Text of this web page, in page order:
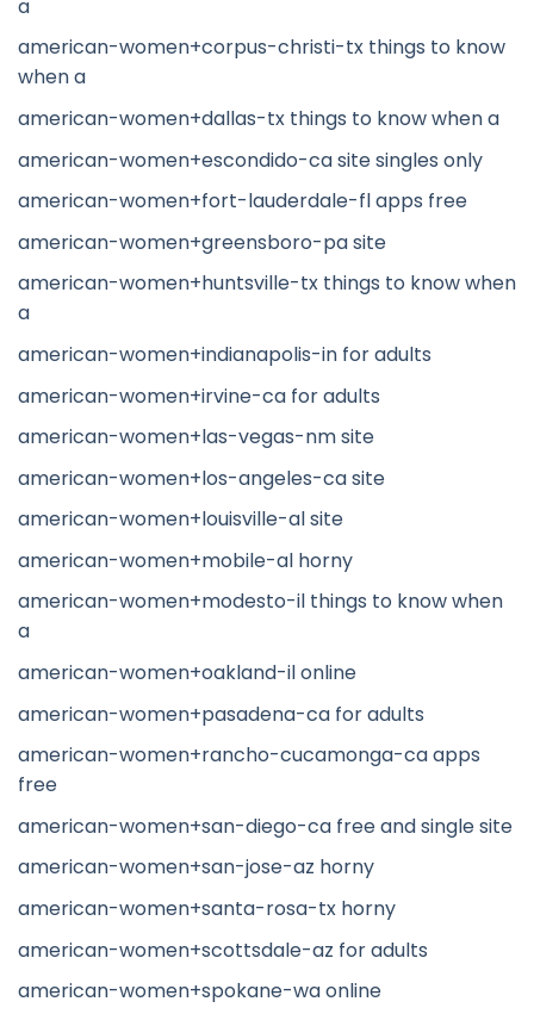
a
american-women+corpus-christi-tx things to know
when a
american-women+dallas-tx things to know when a
american-women+escondido-ca site singles only
american-women+fort-lauderdale-fl apps free
american-women+greensboro-pa site
american-women+huntsville-tx things to know when
a
american-women+indianapolis-in for adults
american-women+irvine-ca for adults
american-women+las-vegas-nm site
american-women+los-angeles-ca site
american-women+louisville-al site
american-women+mobile-al horny
american-women+modesto-il things to know when
a
american-women+oakland-il online
american-women+pasadena-ca for adults
american-women+rancho-cucamonga-ca apps
free
american-women+san-diego-ca free and single site
american-women+san-jose-az horny
american-women+santa-rosa-tx horny
american-women+scottsdale-az for adults
american-women+spokane-wa online